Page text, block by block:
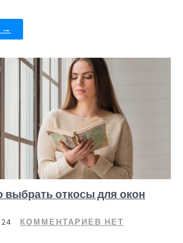
→
выбрать откосы для окон
КОММЕНТАРИЕВ НЕТ